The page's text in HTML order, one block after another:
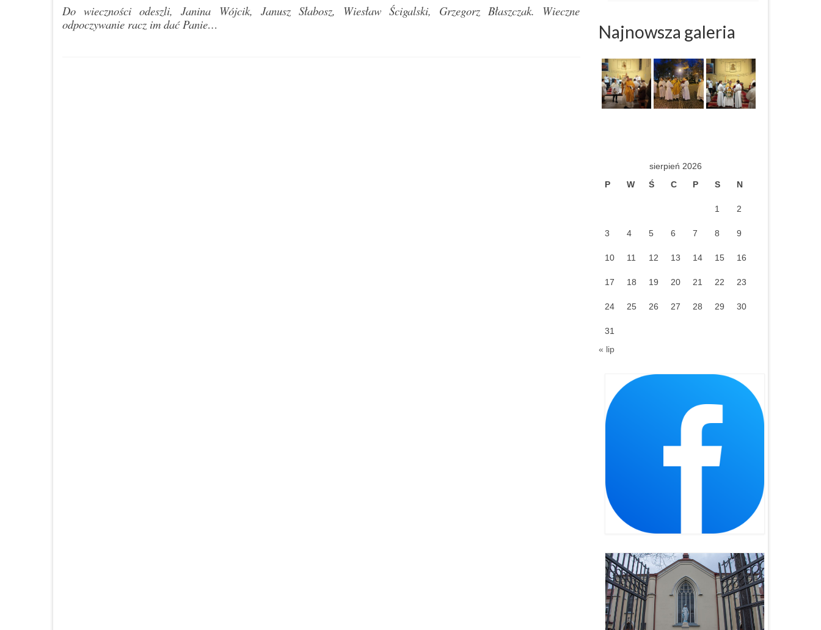
Do wieczności odeszli, Janina Wójcik, Janusz Słabosz, Wiesław Ścigalski, Grzegorz Błaszczak. Wieczne
odpoczywanie racz im dać Panie…
Najnowsza galeria
sierpień 2026
P
W Ś C P S N
1 2
3 4 5 6 7 8 9
10 11 12 13 14 15 16
17 18 19 20 21 22 23
24 25 26 27 28 29 30
31
« lip